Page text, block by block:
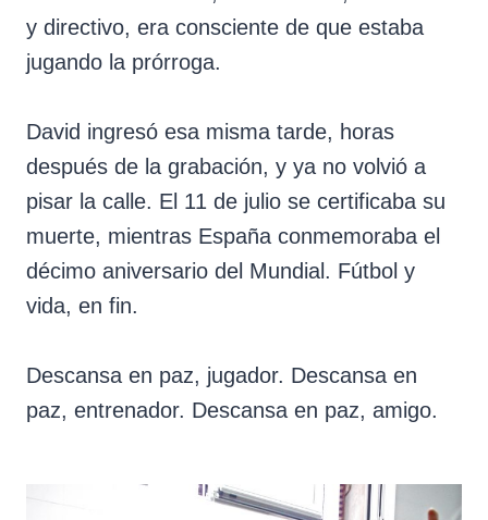
y directivo, era consciente de que estaba
jugando la prórroga.
David ingresó esa misma tarde, horas
después de la grabación, y ya no volvió a
pisar la calle. El 11 de julio se certificaba su
muerte, mientras España conmemoraba el
décimo aniversario del Mundial. Fútbol y
vida, en fin.
Descansa en paz, jugador. Descansa en
paz, entrenador. Descansa en paz, amigo.